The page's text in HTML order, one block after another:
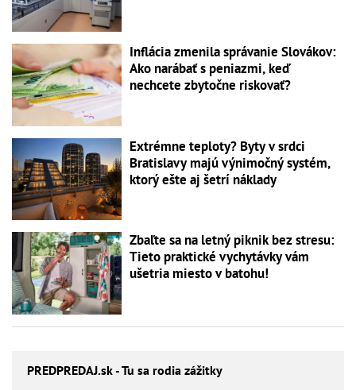
Inflácia zmenila správanie Slovákov:
Ako narábať s peniazmi, keď
nechcete zbytočne riskovať?
Extrémne teploty? Byty v srdci
Bratislavy majú výnimočný systém,
ktorý ešte aj šetrí náklady
Zbaľte sa na letný piknik bez stresu:
Tieto praktické vychytávky vám
ušetria miesto v batohu!
PREDPREDAJ.sk - Tu sa rodia zážitky